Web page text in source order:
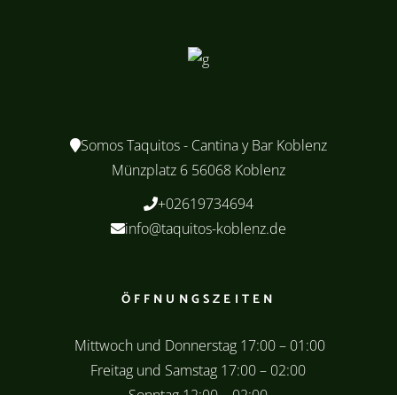
Somos Taquitos - Cantina y Bar Koblenz
Münzplatz 6 56068 Koblenz
+02619734694
info@taquitos-koblenz.de
ÖFFNUNGSZEITEN
Mittwoch und Donnerstag 17:00 – 01:00
Freitag und Samstag 17:00 – 02:00